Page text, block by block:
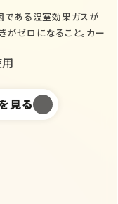
である温室効果ガスが
がゼロになること。カー
見る